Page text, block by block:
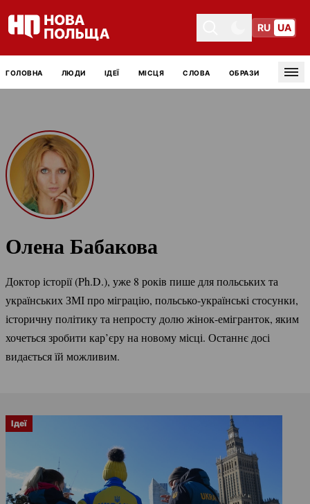
Toggle themeToggle theme
RU UA
ГОЛОВНА ЛЮДИ ІДЕЇ МІСЦЯ СЛОВА ОБРАЗИ
Олена Бабакова
Доктор історії (Ph.D.), уже 8 років пише для польських та
українських ЗМІ про міграцію, польсько-українські стосунки,
історичну політику та непросту долюжінок-емігранток, яким
хочеться зробити кар’єру на новому місці. Останнє досі
видається їй можливим.
Ідеї